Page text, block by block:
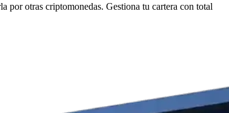
por otras criptomonedas. Gestiona tu cartera con total